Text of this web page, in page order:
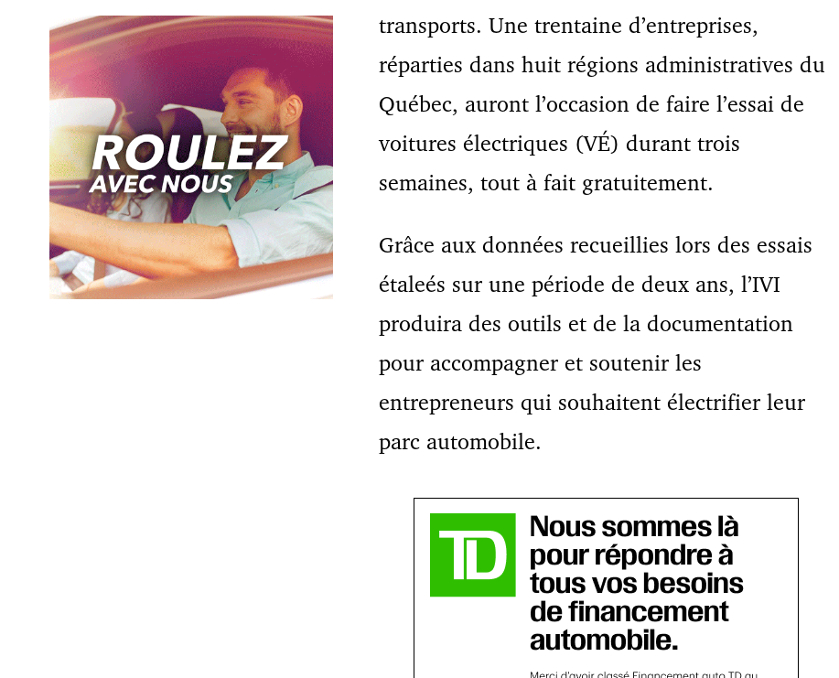
transports. Une trentaine d’entreprises,
réparties dans huit régions administratives du
Québec, auront l’occasion de faire l’essai de
voitures électriques (VÉ) durant trois
semaines, tout à fait gratuitement.
Grâce aux données recueillies lors des essais
étaleés sur une période de deux ans, l’IVI
produira des outils et de la documentation
pour accompagner et soutenir les
entrepreneurs qui souhaitent électrifier leur
parc automobile.